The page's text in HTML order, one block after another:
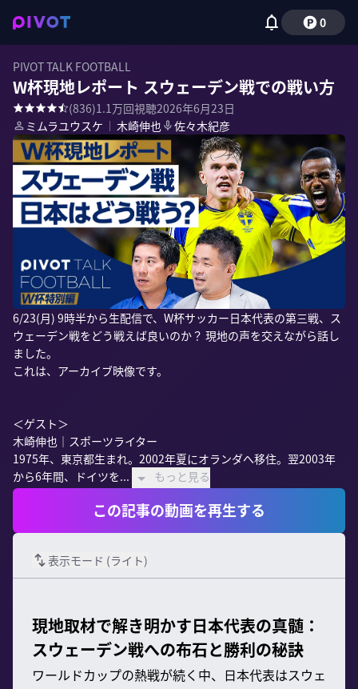
0
PIVOT TALK FOOTBALL
W杯現地レポート スウェーデン戦での戦い方
(836)1.1万回視聴2026年6月23日
ミムラユウスケ ｜ 木崎伸也 佐々木紀彦
6/23(月) 9時半から生配信で、W杯サッカー日本代表の第三戦、ス
ウェーデン戦をどう戦えば良いのか？ 現地の声を交えながら話し
ました。
これは、アーカイブ映像です。
＜ゲスト＞
木崎伸也｜スポーツライター
1975年、東京都生まれ。2002年夏にオランダへ移住。翌2003年
から6年間、ドイツを...
もっと見る
この記事の動画を再生する
表示モード (ライト)
現地取材で解き明かす日本代表の真髄：
スウェーデン戦への布石と勝利の秘訣
ワールドカップの熱戦が続く中、日本代表はスウェ